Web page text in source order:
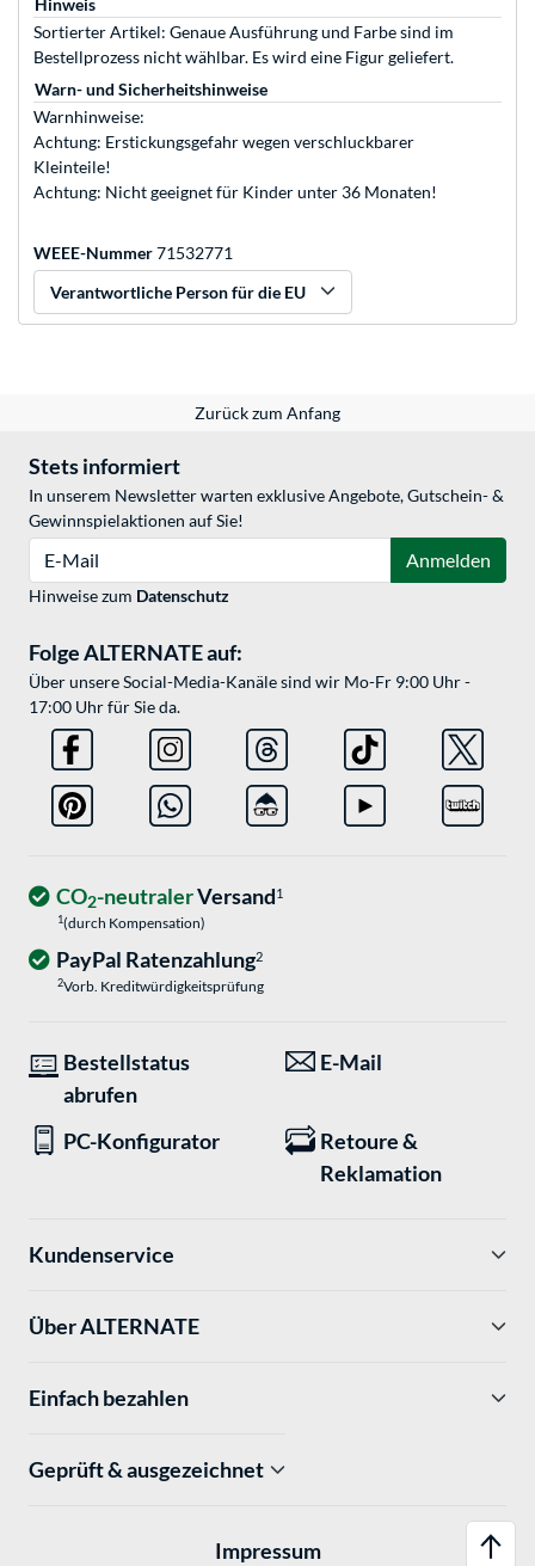
Hinweis
Sortierter Artikel: Genaue Ausführung und Farbe sind im
Bestellprozess nicht wählbar. Es wird eine Figur geliefert.
Warn- und Sicherheitshinweise
Warnhinweise:
Achtung: Erstickungsgefahr wegen verschluckbarer
Kleinteile!
Achtung: Nicht geeignet für Kinder unter 36 Monaten!
WEEE-Nummer71532771
Verantwortliche Person für die EU
Zurück zum Anfang
Stets informiert
In unserem Newsletter warten exklusive Angebote, Gutschein- &
Gewinnspielaktionen auf Sie!
Anmelden
Hinweise zum Datenschutz
Folge ALTERNATE auf:
Über unsere Social-Media-Kanäle sind wir Mo-Fr 9:00 Uhr -
17:00 Uhr für Sie da.
CO2-neutralerVersand1
1(durch Kompensation)
PayPal Ratenzahlung2
2Vorb. Kreditwürdigkeitsprüfung
Bestellstatus
abrufen
E-Mail
PC-Konfigurator
Retoure &
Reklamation
Kundenservice
Über ALTERNATE
Einfach bezahlen
Geprüft & ausgezeichnet
Impressum